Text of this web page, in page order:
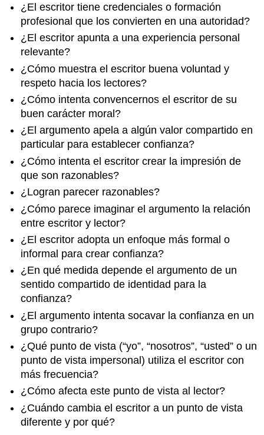
¿El escritor tiene credenciales o formación
profesional que los convierten en una autoridad?
¿El escritor apunta a una experiencia personal
relevante?
¿Cómo muestra el escritor buena voluntad y
respeto hacia los lectores?
¿Cómo intenta convencernos el escritor de su
buen carácter moral?
¿El argumento apela a algún valor compartido en
particular para establecer confianza?
¿Cómo intenta el escritor crear la impresión de
que son razonables?
¿Logran parecer razonables?
¿Cómo parece imaginar el argumento la relación
entre escritor y lector?
¿El escritor adopta un enfoque más formal o
informal para crear confianza?
¿En qué medida depende el argumento de un
sentido compartido de identidad para la
confianza?
¿El argumento intenta socavar la confianza en un
grupo contrario?
¿Qué punto de vista (“yo”, “nosotros”, “usted” o un
punto de vista impersonal) utiliza el escritor con
más frecuencia?
¿Cómo afecta este punto de vista al lector?
¿Cuándo cambia el escritor a un punto de vista
diferente y por qué?